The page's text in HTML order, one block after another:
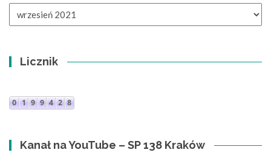
Licznik
Kanał na YouTube – SP 138 Kraków